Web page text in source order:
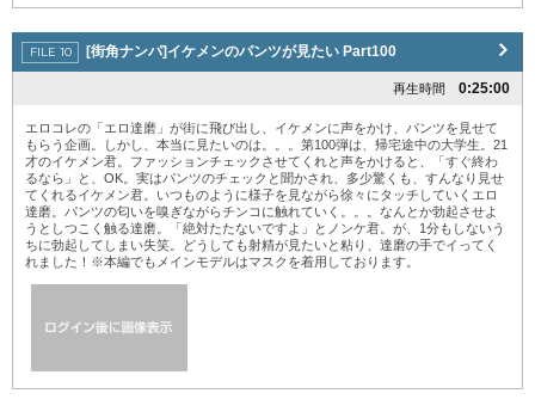
[街角ナンパ]イケメンのパンツが見たい Part100
再生時間 0:25:00
エロコレの「エロ達磨」が街に飛び出し、イケメンに声をかけ、パンツを見せて
もらう企画。しかし、本当に見たいのは。。。第100弾は、帰宅途中の大学生。21
才のイケメン君。ファッションチェックさせてくれと声をかけると、「すぐ終わ
るなら」と、OK。実はパンツのチェックと聞かされ、多少驚くも、すんなり見せ
てくれるイケメン君。いつものように様子を見ながら徐々にタッチしていくエロ
達磨。パンツの匂いを嗅ぎながらチンコに触れていく。。。なんとか勃起させよ
うとしつこく触る達磨。「絶対たたないですよ」とノンケ君。が、1分もしないう
ちに勃起してしまい失笑。どうしても射精が見たいと粘り、達磨の手でイってく
れました！※本編でもメインモデルはマスクを着用しております。